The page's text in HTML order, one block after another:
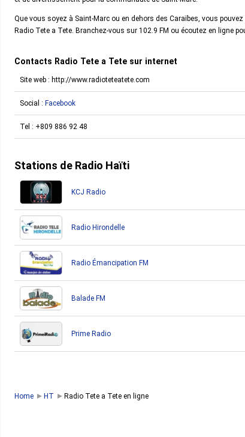
Que vous soyez à Saint-Marc ou en dehors des Caraïbes, vous
Radio Tete a Tete. Branchez-vous sur 102.9 FM ou écoutez en ligne
Contacts Radio Tete a Tete sur internet
Site web : http://www.radioteteatete.com
Social : Facebook
Tel : +809 886 92 48
Stations de Radio Haïti
KCJ Radio
Radio Hirondelle
Radio Émancipation FM
Balade FM
Prime Radio
Home HT Radio Tete a Tete en ligne